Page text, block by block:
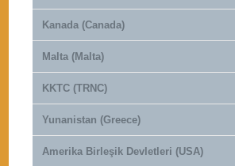
Kanada (Canada)
Malta (Malta)
KKTC (TRNC)
Yunanistan (Greece)
Amerika Birleşik Devletleri (USA)